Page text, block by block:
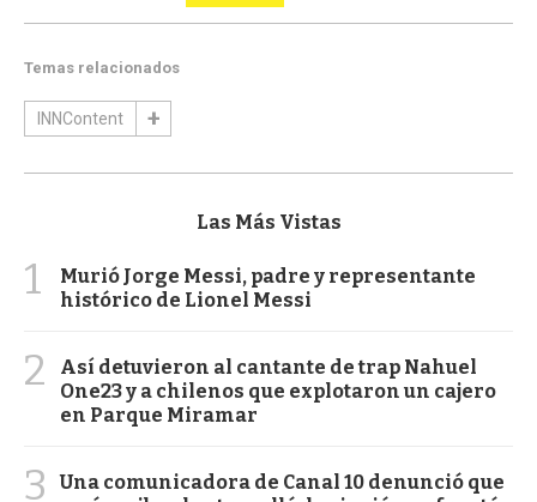
Temas relacionados
INNContent
Las Más Vistas
1
Murió Jorge Messi, padre y representante
histórico de Lionel Messi
2
Así detuvieron al cantante de trap Nahuel
One23 y a chilenos que explotaron un cajero
en Parque Miramar
3
Una comunicadora de Canal 10 denunció que